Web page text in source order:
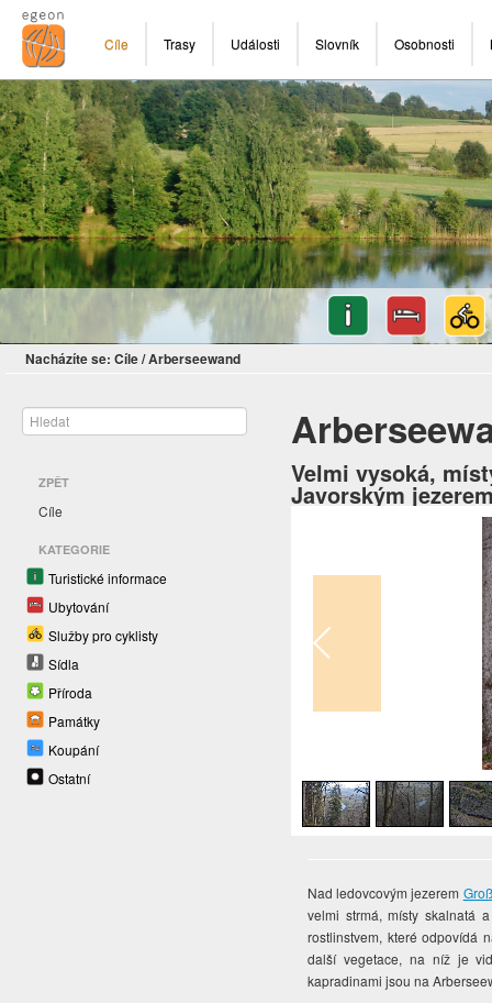
Cíle Trasy Události Slovník Osobnosti
Nacházíte se: Cíle/Arberseewand
ZPĚT
Cíle
KATEGORIE
Turistické informace
Ubytování
Služby pro cyklisty
Sídla
Příroda
Památky
Koupání
Ostatní
Velmi vysoká,
Javorským
Nad ledovcovým jezerem
velmi strmá, místy skalnatá
rostlinstvem, které odpovídá
další vegetace, na níž je
kapradinami jsou na